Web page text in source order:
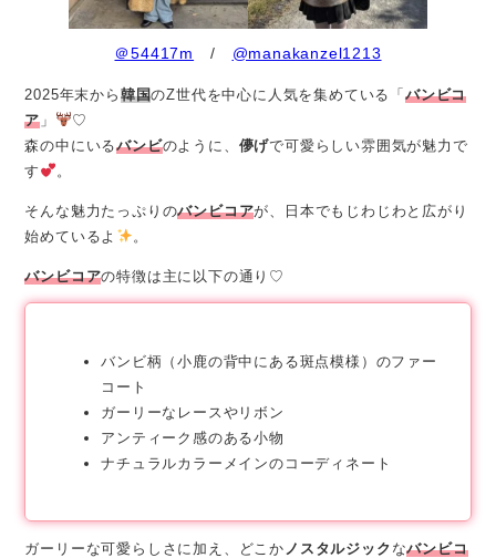
＠54417m / @manakanzel1213
2025年末から 韓国のZ世代を中心に人気を集めている「バンビコ
ア 」
♡
森の中にいるバンビのように、 儚げで可愛らしい雰囲気が魅力で
す
。
そんな魅力たっぷりのバンビコアが、日本でもじわじわと広がり
始めているよ
。
バンビコアの特徴は主に以下の通り♡
バンビ柄（小鹿の背中にある斑点模様）のファー
コート
ガーリーなレースやリボン
アンティーク感のある小物
ナチュラルカラーメインのコーディネート
ガーリーな可愛らしさに加え、どこか ノスタルジック なバンビコ